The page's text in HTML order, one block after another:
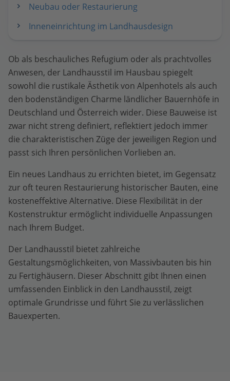
Neubau oder Restaurierung
Inneneinrichtung im Landhausdesign
Ob als beschauliches Refugium oder als prachtvolles
Anwesen, der Landhausstil im Hausbau spiegelt
sowohl die rustikale Ästhetik von Alpenhotels als auch
den bodenständigen Charme ländlicher Bauernhöfe in
Deutschland und Österreich wider. Diese Bauweise ist
zwar nicht streng definiert, reflektiert jedoch immer
die charakteristischen Züge der jeweiligen Region und
passt sich Ihren persönlichen Vorlieben an.
Ein neues Landhaus zu errichten bietet, im Gegensatz
zur oft teuren Restaurierung historischer Bauten, eine
kosteneffektive Alternative. Diese Flexibilität in der
Kostenstruktur ermöglicht individuelle Anpassungen
nach Ihrem Budget.
Der Landhausstil bietet zahlreiche
Gestaltungsmöglichkeiten, von Massivbauten bis hin
zu Fertighäusern. Dieser Abschnitt gibt Ihnen einen
umfassenden Einblick in den Landhausstil, zeigt
optimale Grundrisse und führt Sie zu verlässlichen
Bauexperten.